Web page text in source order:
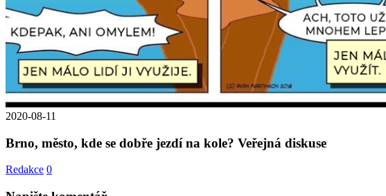
2020-08-11
Brno, město, kde se dobře jezdí na kole? Veřejná diskuse
Redakce 0